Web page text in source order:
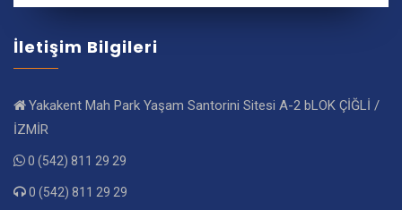
İletişim Bilgileri
Yakakent Mah Park Yaşam Santorini Sitesi A-2 bLOK ÇİĞLİ /
İZMİR
0 (542) 811 29 29
0 (542) 811 29 29